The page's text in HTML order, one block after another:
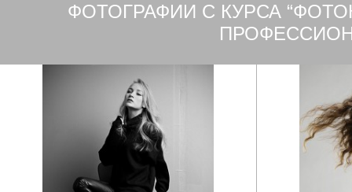
ФОТОГРАФИИ С КУРСА